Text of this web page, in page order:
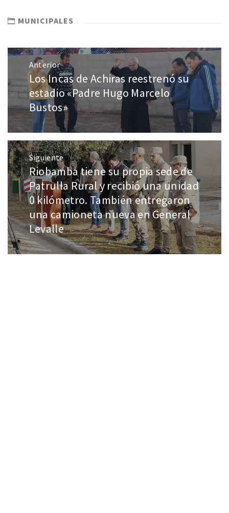
MUNICIPALES
Anterior
Los Incas de Achiras reestrenó su
estadio «Padre Hugo Marcelo
Bustos»
Siguiente
Riobamba tiene su propia sede de
Patrulla Rural y recibió una unidad
0 kilómetro. También entregaron
una camioneta nueva en General
Levalle